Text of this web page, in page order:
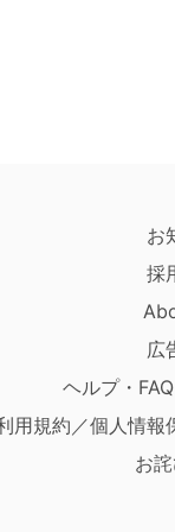
お
採
広
ヘルプ・
用規約／個人情報
お